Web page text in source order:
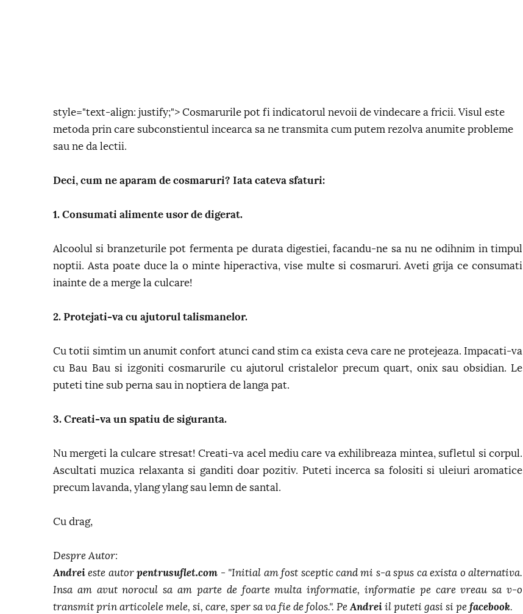
style="text-align: justify;"> Cosmarurile pot fi indicatorul nevoii de vindecare a fricii. Visul este
metoda prin care subconstientul incearca sa ne transmita cum putem rezolva anumite probleme
sau ne da lectii.
Deci, cum ne aparam de cosmaruri? Iata cateva sfaturi:
1. Consumati alimente usor de digerat.
Alcoolul si branzeturile pot fermenta pe durata digestiei, facandu-ne sa nu ne odihnim in timpul
noptii. Asta poate duce la o minte hiperactiva, vise multe si cosmaruri. Aveti grija ce consumati
inainte de a merge la culcare!
2. Protejati-va cu ajutorul talismanelor.
Cu totii simtim un anumit confort atunci cand stim ca exista ceva care ne protejeaza. Impacati-va
cu Bau Bau si izgoniti cosmarurile cu ajutorul cristalelor precum quart, onix sau obsidian. Le
puteti tine sub perna sau in noptiera de langa pat.
3. Creati-va un spatiu de siguranta.
Nu mergeti la culcare stresat! Creati-va acel mediu care va exhilibreaza mintea, sufletul si corpul.
Ascultati muzica relaxanta si ganditi doar pozitiv. Puteti incerca sa folositi si uleiuri aromatice
precum lavanda, ylang ylang sau lemn de santal.
Cu drag,
Despre Autor:
Andrei este autorpentrusuflet.com - "Initial am fost sceptic cand mi s-a spus ca exista o alternativa.
Insa am avut norocul sa am parte de foarte multa informatie, informatie pe care vreau sa v-o
transmit prin articolele mele, si, care, sper sa va fie de folos.". Pe Andrei il puteti gasi si pe facebook.